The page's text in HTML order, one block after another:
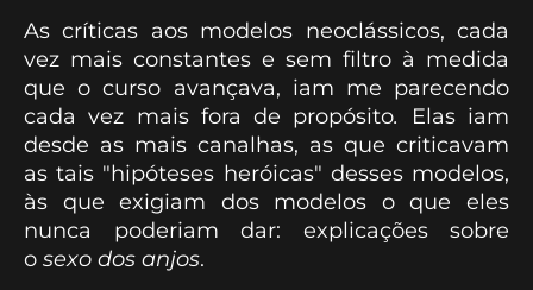
As críticas aos modelos neoclássicos, cada
vez mais constantes e sem filtro à medida
que o curso avançava, iam me parecendo
cada vez mais fora de propósito.
Elas iam
desde as mais canalhas, as que criticavam
as tais "hipóteses heróicas" desses modelos,
às que exigiam dos modelos o que eles
nunca poderiam dar: explicações sobre
o sexo dos anjos.